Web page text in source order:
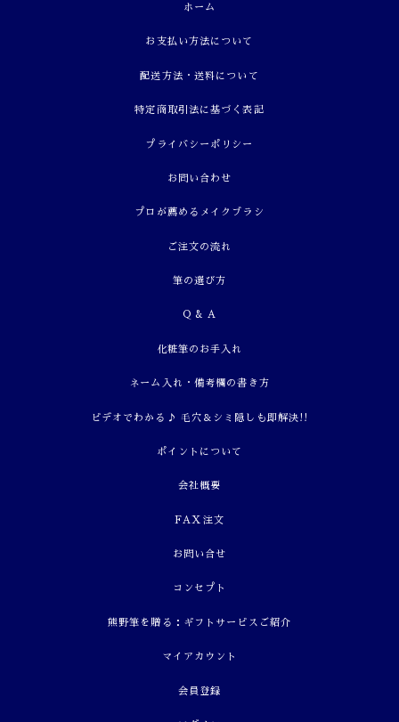
ホーム
お支払い方法について
配送方法・送料について
特定商取引法に基づく表記
プライバシーポリシー
お問い合わせ
プロが薦めるメイクブラシ
ご注文の流れ
筆の選び方
Q & A
化粧筆のお手入れ
ネーム入れ・備考欄の書き方
ビデオでわかる♪ 毛穴＆シミ隠しも即解決!!
ポイントについて
会社概要
FAX注文
お問い合せ
コンセプト
熊野筆を贈る：ギフトサービスご紹介
マイアカウント
会員登録